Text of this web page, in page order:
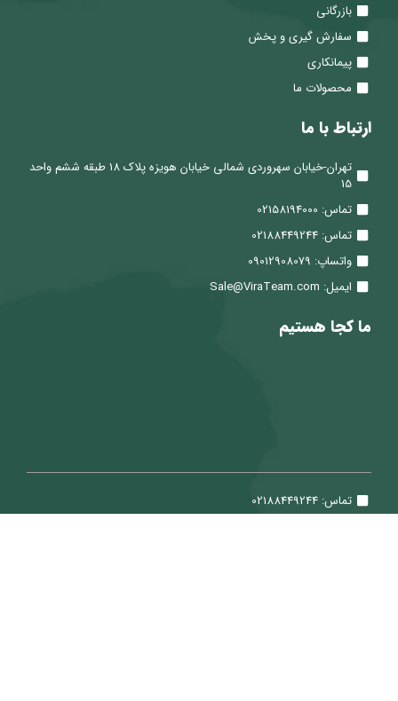
بازرگانی
سفارش گیری و پخش
پیمانکاری
محصولات ما
ارتباط با ما
تهران-خیابان سهروردی شمالی خیابان هویزه پلاک 18 طبقه ششم واحد
15
تماس: 02158194000
تماس: 02188449244
واتساپ: 09012908079
ایمیل: Sale@ViraTeam.com
ما کجا هستیم
تماس: 02188449244